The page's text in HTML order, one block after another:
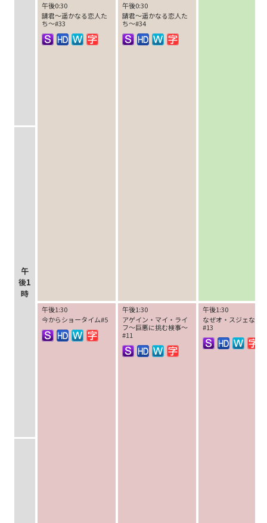
午後0:30
請君～遥かなる恋人た
ち～#33
午後0:30
請君～遥かなる恋人た
ち～#34
午
後1
時
午後1:30
今からショータイム#5
午後1:30
アゲイン・マイ・ライ
フ～巨悪に挑む検事～
#11
午後1:30
なぜオ・スジェなの
#13